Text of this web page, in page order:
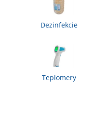
Dezinfekcie
Teplomery